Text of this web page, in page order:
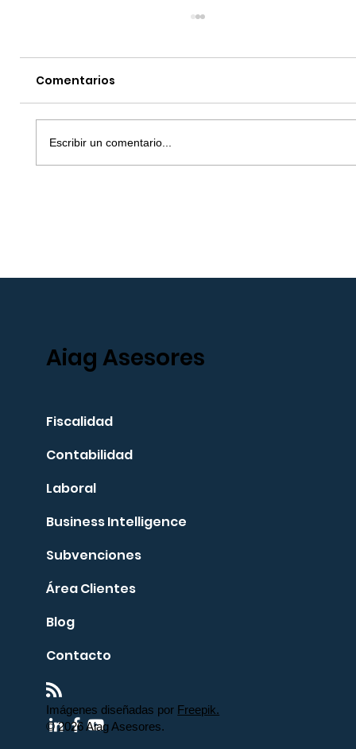
Comentarios
Escribir un comentario...
Aiag Asesores
Fiscalidad
Contabilidad
Laboral
Business Intelligence
Subvenciones
Área Clientes
Blog
Contacto
Imágenes diseñadas por Freepik.
© 2026 Aiag Asesores.